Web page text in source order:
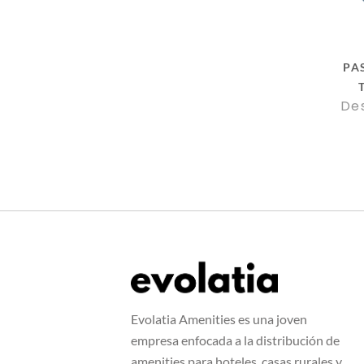
Evolatia Amenities es una joven
empresa enfocada a la distribución de
amenities para hoteles, casas rurales y